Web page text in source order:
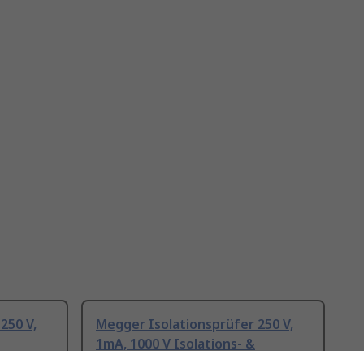
V,
Megger Isolationsprüfer 250 V,
1mA, 1000 V Isolations- &